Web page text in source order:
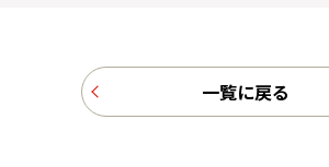
一覧に戻る